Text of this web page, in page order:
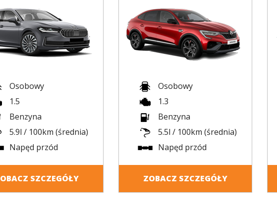
Osobowy
1.5
Benzyna
5.9l / 100km (średnia)
Napęd przód
SZCZEGÓŁY
Osobowy
1.3
Benzyna
5.5l / 100km (średnia)
Napęd przód
ZOBACZ SZCZEGÓŁY